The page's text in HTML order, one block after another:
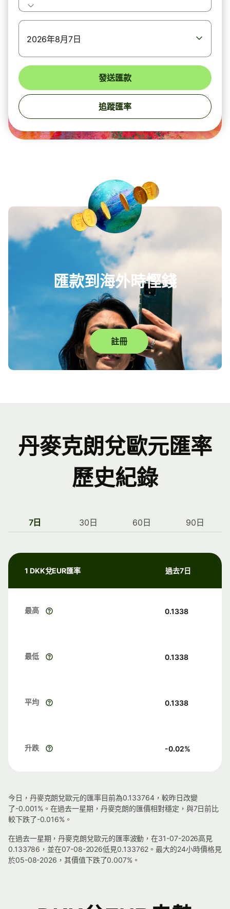
2026年8月7日
發送匯款
追蹤匯率
匯款到海外時慳錢
註冊
丹麥克朗兌歐元匯率
歷史紀錄
7日 30日 60日 90日
1 DKK兌EUR匯率 過去7日
最高 0.1338
最低 0.1338
平均 0.1338
升跌 -0.02%
今日，丹麥克朗兌歐元的匯率目前為0.133764，較昨日改變
了-0.001%。在過去一星期，丹麥克朗的匯價相對穩定，與7日前比
較下跌了-0.016%。
在過去一星期，丹麥克朗兌歐元的匯率波動，在31-07-2026高見
0.133786，並在07-08-2026低見0.133762。最大的24小時價格見
於05-08-2026，其價值下跌了0.007%。